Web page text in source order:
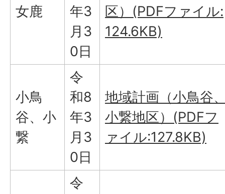
女鹿
年3
月3
0日
区）(PDFファイル:
124.6KB)
小鳥
谷、小
繋
令
和8
年3
月3
0日
地域計画（小鳥谷
小繋地区）(PDFフ
ァイル:127.8KB)
令